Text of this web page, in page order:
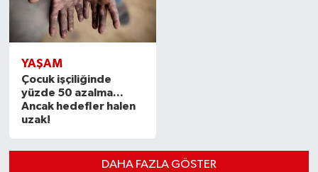
YAŞAM
Çocuk işçiliğinde
yüzde 50 azalma...
Ancak hedefler halen
uzak!
DAHA FAZLA GÖSTER